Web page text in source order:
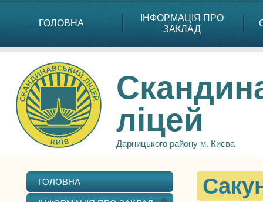
ГОЛОВНА
ІНФОРМАЦІЯ ПРО
ЗАКЛАД
ліцей
Дарницького району м. Києва
ГОЛОВНА